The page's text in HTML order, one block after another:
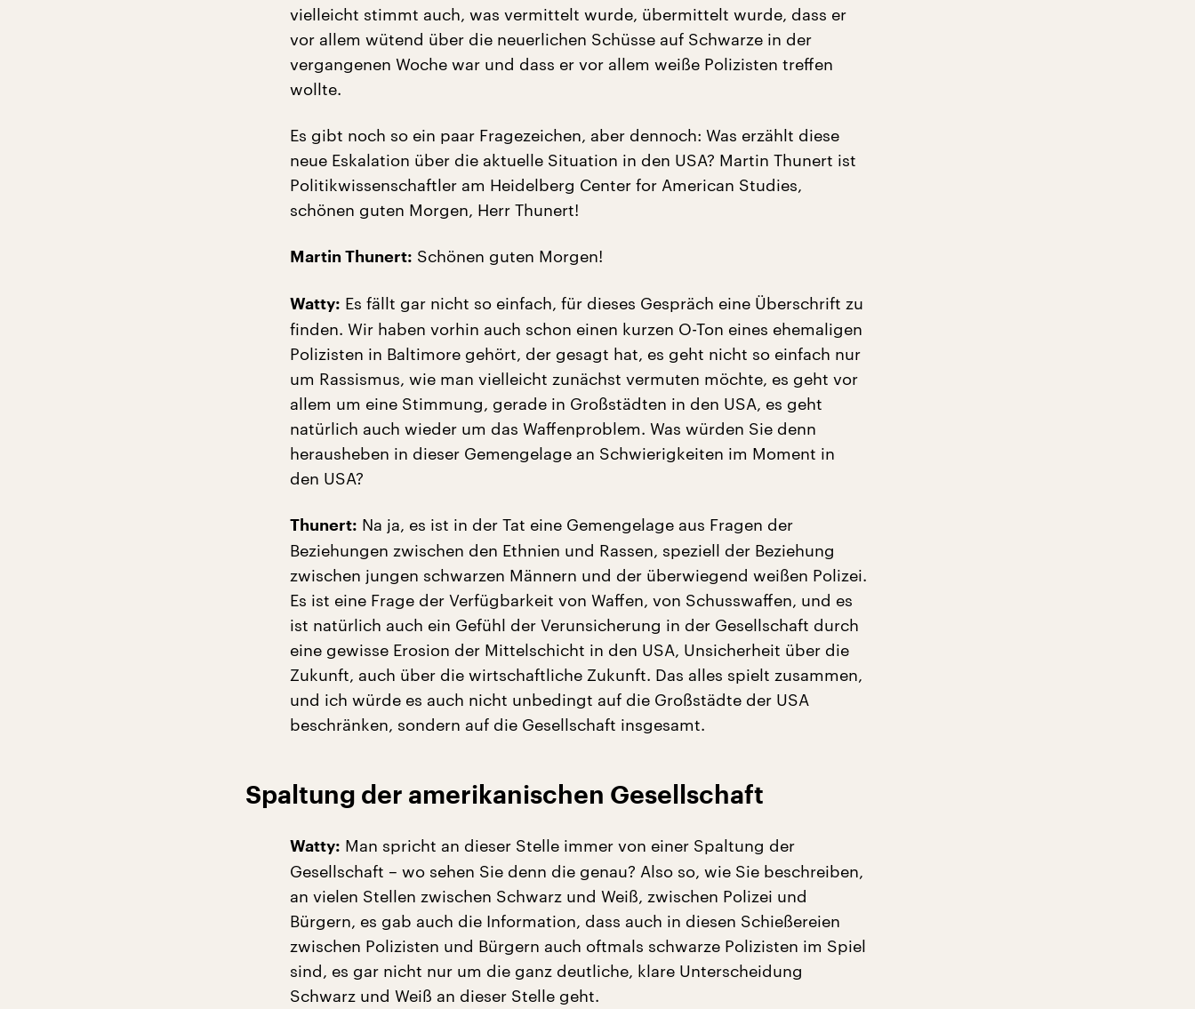
vielleicht stimmt auch, was vermittelt wurde, übermittelt wurde, dass er
vor allem wütend über die neuerlichen Schüsse auf Schwarze in der
vergangenen Woche war und dass er vor allem weiße Polizisten treffen
wollte.
Es gibt noch so ein paar Fragezeichen, aber dennoch: Was erzählt diese
neue Eskalation über die aktuelle Situation in den USA? Martin Thunert ist
Politikwissenschaftler am Heidelberg Center for American Studies,
schönen guten Morgen, Herr Thunert!
Martin Thunert: Schönen guten Morgen!
Watty: Es fällt gar nicht so einfach, für dieses Gespräch eine Überschrift zu
finden. Wir haben vorhin auch schon einen kurzen O-Ton eines ehemaligen
Polizisten in Baltimore gehört, der gesagt hat, es geht nicht so einfach nur
um Rassismus, wie man vielleicht zunächst vermuten möchte, es geht vor
allem um eine Stimmung, gerade in Großstädten in den USA, es geht
natürlich auch wieder um das Waffenproblem. Was würden Sie denn
herausheben in dieser Gemengelage an Schwierigkeiten im Moment in
den USA?
Thunert: Na ja, es ist in der Tat eine Gemengelage aus Fragen der
Beziehungen zwischen den Ethnien und Rassen, speziell der Beziehung
zwischen jungen schwarzen Männern und der überwiegend weißen Polizei.
Es ist eine Frage der Verfügbarkeit von Waffen, von Schusswaffen, und es
ist natürlich auch ein Gefühl der Verunsicherung in der Gesellschaft durch
eine gewisse Erosion der Mittelschicht in den USA, Unsicherheit über die
Zukunft, auch über die wirtschaftliche Zukunft. Das alles spielt zusammen,
und ich würde es auch nicht unbedingt auf die Großstädte der USA
beschränken, sondern auf die Gesellschaft insgesamt.
Spaltung der amerikanischen Gesellschaft
Watty: Man spricht an dieser Stelle immer von einer Spaltung der
Gesellschaft – wo sehen Sie denn die genau? Also so, wie Sie beschreiben,
an vielen Stellen zwischen Schwarz und Weiß, zwischen Polizei und
Bürgern, es gab auch die Information, dass auch in diesen Schießereien
zwischen Polizisten und Bürgern auch oftmals schwarze Polizisten im Spiel
sind, es gar nicht nur um die ganz deutliche, klare Unterscheidung
Schwarz und Weiß an dieser Stelle geht.